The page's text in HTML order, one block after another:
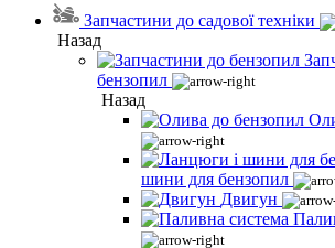
Запчастини до садової техніки
Назад
бензопил
Назад
шини для бензопил
Двигун